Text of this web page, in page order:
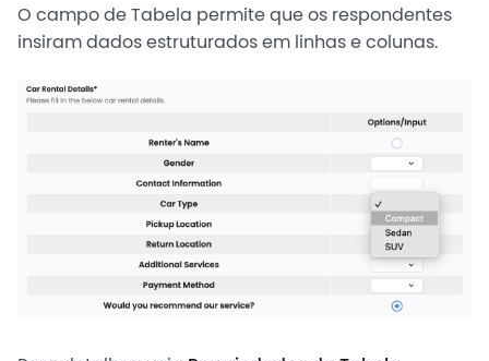
O campo de Tabela permite que os respondentes
insiram dados estruturados em linhas e colunas.